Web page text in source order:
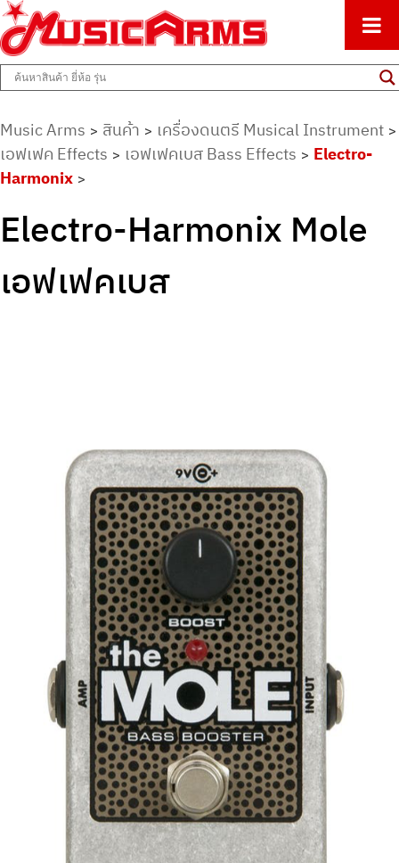
Music Arms
ศูนย์รวมครื่องดนตรีทุกชนิด ตั้งแต่เริ่มต้นถึงมืออาชีพ
Music Arms > สินค้า > เครื่องดนตรี Musical Instrument >
เอฟเฟค Effects > เอฟเฟคเบส Bass Effects > Electro-
Harmonix >
Electro-Harmonix Mole
เอฟเฟคเบส